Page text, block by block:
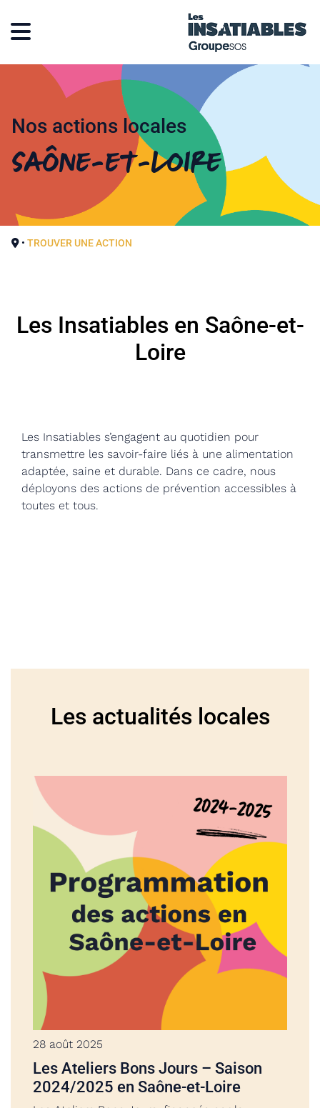
Nos actions locales
Saône-et-Loire
• TROUVER UNE ACTION
Les Insatiables en Saône-et-
Loire
Les Insatiables s’engagent au quotidien pour
transmettre les savoir-faire liés à une alimentation
adaptée, saine et durable. Dans ce cadre, nous
déployons des actions de prévention accessibles à
toutes et tous.
Les actualités locales
28 août 2025
Les Ateliers Bons Jours – Saison
2024/2025 en Saône-et-Loire